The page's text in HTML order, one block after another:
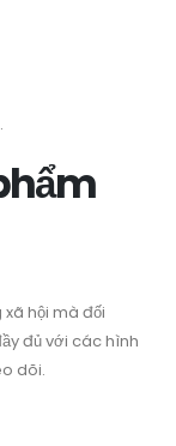
hội mà đối
đủ với các hình
dõi.